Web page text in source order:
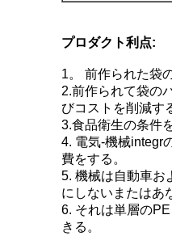
プロダクト利点:
1。 前作られた袋
2.前作られて袋の
びコストを削減す
3.食品衛生の条件
4. 電気-機械integr
費をする。
5. 機械は自動車お
にしないまたはあ
6. それは単層の
きる。